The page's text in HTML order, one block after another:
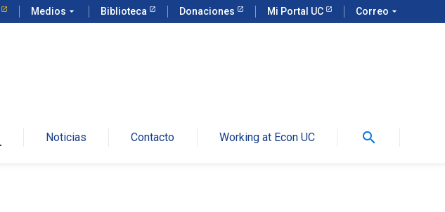
Medios arrow_drop_down Biblioteca Donaciones Mi Portal UC Correo arrow_drop_down
Noticias Contacto Working at Econ UC search